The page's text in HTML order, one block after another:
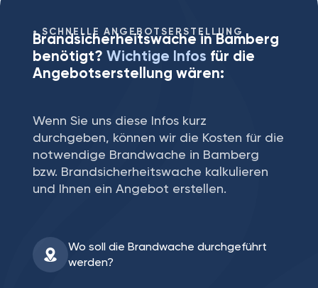
SCHNELLE ANGEBOTSERSTELLUNG
Brandsicherheitswache in Bamberg
benötigt? Wichtige Infos für die
Angebotserstellung wären:
Wenn Sie uns diese Infos kurz
durchgeben, können wir die Kosten für die
notwendige Brandwache in Bamberg
bzw. Brandsicherheitswache kalkulieren
und Ihnen ein Angebot erstellen.
Wo soll die Brandwache durchgeführt
werden?